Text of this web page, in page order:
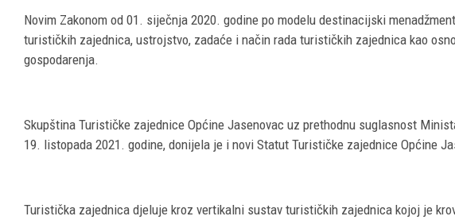
Novim Zakonom od 01. siječnja 2020. godine po modelu destinacijski
turističkih zajednica, ustrojstvo, zadaće i način rada turističkih zajednica kao
gospodarenja.
Skupština Turističke zajednice Općine Jasenovac uz prethodnu suglasnost
19. listopada 2021. godine, donijela je i novi Statut Turističke zajednice Općine
Turistička zajednica djeluje kroz vertikalni sustav turističkih zajednica kojoj je